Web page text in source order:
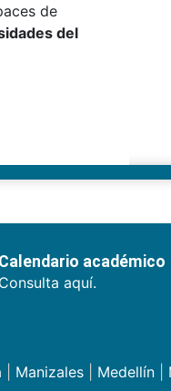
de
del
Calendario académico
Consulta aquí.
Manizales| Medellín|